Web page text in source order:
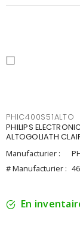
PHIC400S51ALTO
PHILIPS
ALTOGOLIATH
Manufacturier :
# Manufacturier :
En